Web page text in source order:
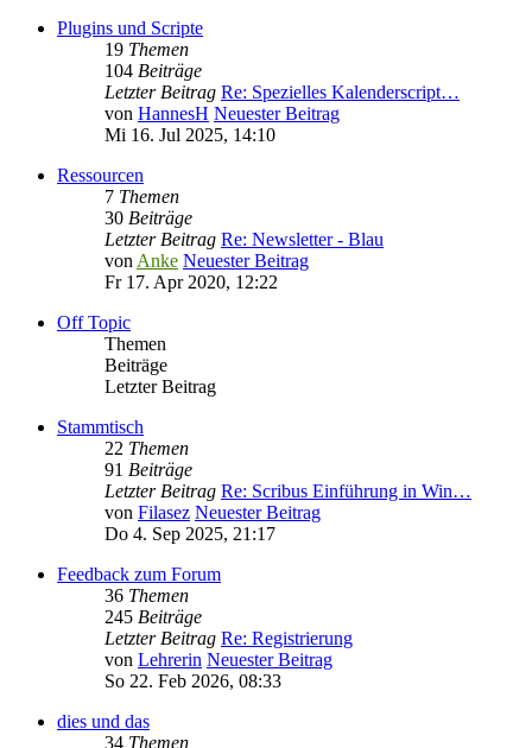
Plugins und Scripte
19 Themen
104 Beiträge
Letzter Beitrag Re: Spezielles Kalenderscript…
von HannesH Neuester Beitrag
Mi 16. Jul 2025, 14:10
Ressourcen
7 Themen
30 Beiträge
Letzter Beitrag Re: Newsletter - Blau
von Anke Neuester Beitrag
Fr 17. Apr 2020, 12:22
Off Topic
Themen
Beiträge
Letzter Beitrag
Stammtisch
22 Themen
91 Beiträge
Letzter Beitrag Re: Scribus Einführung in Win…
von Filasez Neuester Beitrag
Do 4. Sep 2025, 21:17
Feedback zum Forum
36 Themen
245 Beiträge
Letzter Beitrag Re: Registrierung
von Lehrerin Neuester Beitrag
So 22. Feb 2026, 08:33
dies und das
34 Themen